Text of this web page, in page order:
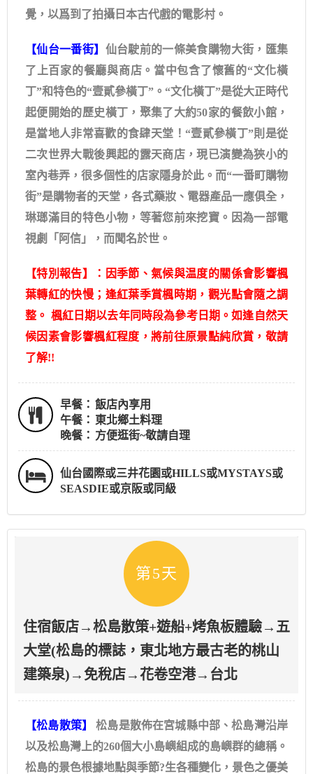
覺，以爲到了拍攝日本古代戲的電影村。
【仙台一番街】 仙台駛前的一條美食購物大街，匯集
了上百家的餐廳與商店。當中包含了懷舊的“文化橫
丁”和特色的“壹貳參橫丁”。“文化橫丁”是從大正時代
起便開始的歷史橫丁，聚集了大約50家的餐飲小館，
是當地人非常喜歡的食肆天堂！“壹貳參橫丁”則是從
二次世界大戰後興起的露天商店，現已演變為狹小的
室內巷弄，很多個性的店家隱身於此。而“一番町購物
街”是購物者的天堂，各式藥妝、電器產品一應俱全，
琳瑯滿目的特色小物，等著您前來挖寶。因為一部電
視劇「阿信」，而聞名於世。
【特別報告】：因季節、氣候與温度的關係會影響楓
葉轉紅的快慢；逢紅葉季賞楓時期，觀光點會隨之調
整。 楓紅日期以去年同時段為參考日期。如逢自然天
候因素會影響楓紅程度，將前往原景點純欣賞，敬請
了解!!
早餐： 飯店內享用
午餐： 東北鄉土料理
晚餐： 方便逛街~敬請自理
仙台國際或三井花園或HILLS或MYSTAYS或
SEASDIE或京阪或同級
第5天
住宿飯店→松島散策+遊船+烤魚板體驗→五
大堂(松島的標誌，東北地方最古老的桃山
建築泉)→免稅店→花卷空港→台北
【松島散策】
松島是散佈在宮城縣中部、松島灣沿岸
以及松島灣上的260個大小島嶼組成的島嶼群的總稱。
松島的景色根據地點與季節?生各種變化，景色之優美